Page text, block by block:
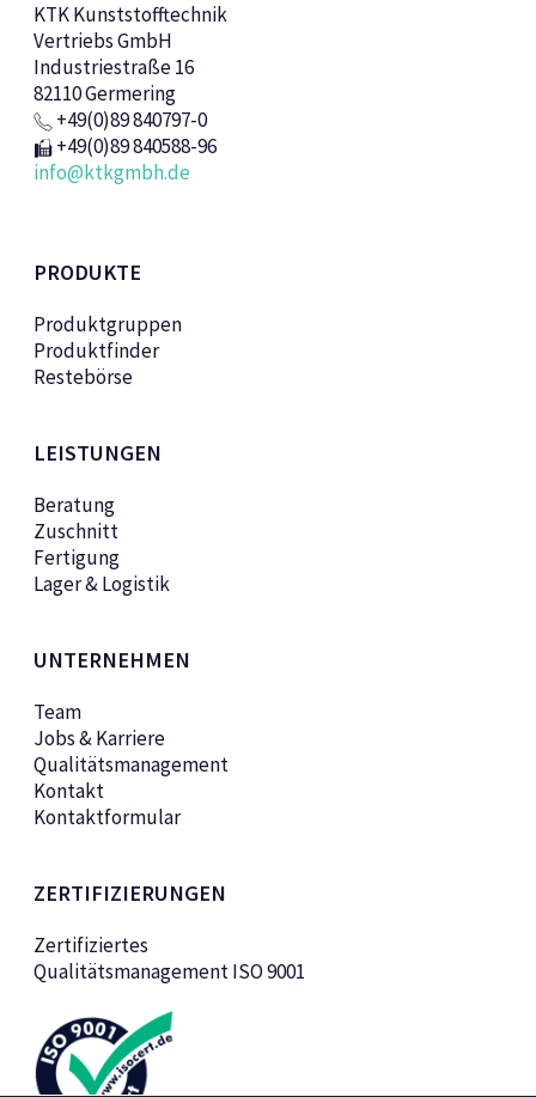
KTK Kunststofftechnik
Vertriebs GmbH
Industriestraße 16
82110 Germering
+49(0)89 840797-0
+49(0)89 840588-96
info@ktkgmbh.de
PRODUKTE
Produktgruppen
Produktfinder
Restebörse
LEISTUNGEN
Beratung
Zuschnitt
Fertigung
Lager & Logistik
UNTERNEHMEN
Team
Jobs & Karriere
Qualitätsmanagement
Kontakt
Kontaktformular
ZERTIFIZIERUNGEN
Zertifiziertes
Qualitätsmanagement ISO 9001